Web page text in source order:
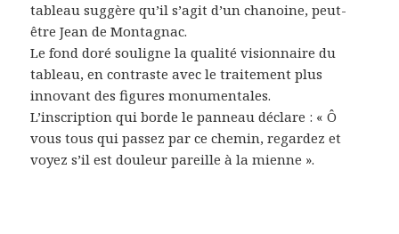
tableau suggère qu’il s’agit d’un chanoine, peut-
être Jean de Montagnac.
Le fond doré souligne la qualité visionnaire du
tableau, en contraste avec le traitement plus
innovant des figures monumentales.
L’inscription qui borde le panneau déclare : « Ô
vous tous qui passez par ce chemin, regardez et
voyez s’il est douleur pareille à la mienne ».